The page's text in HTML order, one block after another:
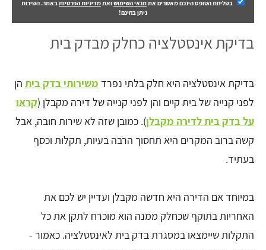
בשליחת הטופס הינכם מאשרים אתתנאי השימושואתמדיניות הפרטיותבאתר. השירות
ניתן בחינם!
בדיקת אינסטלציה כחלק מבדק בית
בדיקת אינסטלציה היא חלק בלתי נפרד משירותי בדק בית הן
לפני קנייה של בית קיים והן לפני קנייה של דירה מקבלן (קראו
על בדק בית לדירה מקבלן). כמובן שזה לא שירות חובה, אבל
קשה ברוב המקרים היא תחסוך הרבה בעיות, תקלות וכסף
בעתיד.
במיוחד אם הדירה היא חדשה מקבלן ועדיין יש לכם את
האחריות בתוקף שכחלק ממנה הוא מוכרח לתקן את כל
התקלות שיימצאו במסגרת בדק בית לאינסטלציה. כאמור -